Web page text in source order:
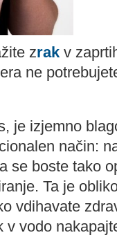
zrak v
ne
je izjemno
način:
se boste tako
Ta je
vdihavate
v vodo